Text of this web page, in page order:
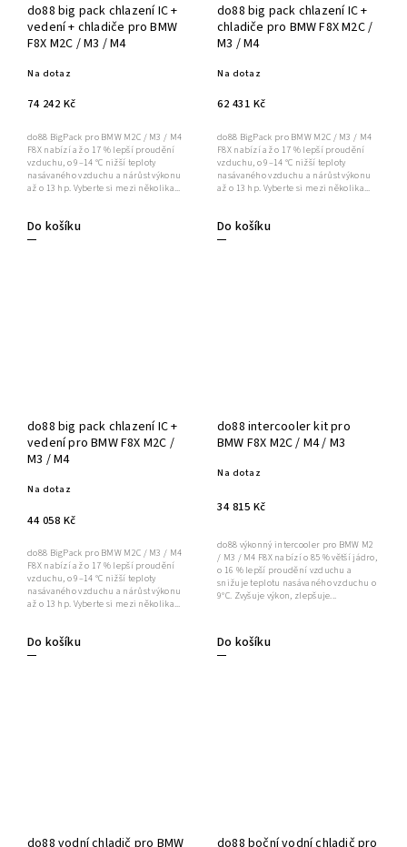
do88 big pack chlazení IC +
vedení + chladiče pro BMW
F8X M2C / M3 / M4
Na dotaz
74 242 Kč
Do košíku
do88 BigPack pro BMW M2C / M3 / M4
F8X nabízí až o 17 % lepší proudění
vzduchu, o 9–14 °C nižší teploty
nasávaného vzduchu a nárůst výkonu
až o 13 hp. Vyberte si mezi několika...
do88 big pack chlazení IC +
chladiče pro BMW F8X M2C /
M3 / M4
Na dotaz
62 431 Kč
Do košíku
do88 BigPack pro BMW M2C / M3 / M4
F8X nabízí až o 17 % lepší proudění
vzduchu, o 9–14 °C nižší teploty
nasávaného vzduchu a nárůst výkonu
až o 13 hp. Vyberte si mezi několika...
do88 big pack chlazení IC +
vedení pro BMW F8X M2C /
M3 / M4
Na dotaz
44 058 Kč
Do košíku
do88 BigPack pro BMW M2C / M3 / M4
F8X nabízí až o 17 % lepší proudění
vzduchu, o 9–14 °C nižší teploty
nasávaného vzduchu a nárůst výkonu
až o 13 hp. Vyberte si mezi několika...
do88 intercooler kit pro
BMW F8X M2C / M4 / M3
Na dotaz
34 815 Kč
Do košíku
do88 výkonný intercooler pro BMW M2
/ M3 / M4 F8X nabízí o 85 % větší jádro,
o 16 % lepší proudění vzduchu a
snižuje teplotu nasávaného vzduchu o
9°C. Zvyšuje výkon, zlepšuje...
do88 vodní chladič pro BMW do88 boční vodní chladič pro